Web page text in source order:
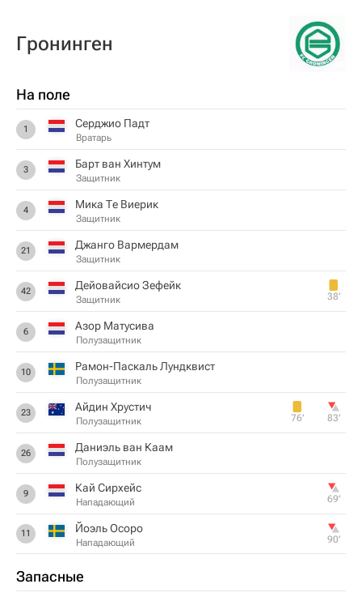
Гронинген
На поле
1 Серджио Падт
Вратарь
3 Барт ван Хинтум
Защитник
4 Мика Те Виерик
Защитник
21 Джанго Вармердам
Защитник
42 Дейовайсио Зефейк
Защитник 38‎’‎
6 Азор Матусива
Полузащитник
10 Рамон-Паскаль Лундквист
Полузащитник
23 Айдин Хрустич
Полузащитник 76‎’‎ 83‎’‎
26 Даниэль ван Каам
Полузащитник
9 Кай Сирхейс
Нападающий 69‎’‎
11 Йоэль Осоро
Нападающий 90‎’‎
Запасные